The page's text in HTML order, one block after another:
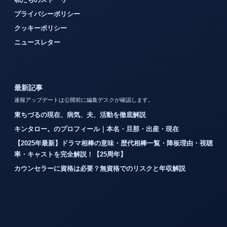
プライバシーポリシー
クッキーポリシー
ニュースレター
最新記事
速報アップデートは公開前に編集デスクが確認します。
東ちづるの現在、病気、夫、活動を徹底解説
キンタロー。のプロフィール｜本名・旦那・出産・現在
【2025年最新】ドラマ相棒の意味・歴代相棒一覧・降板理由・視聴
率・キャストを完全解説！【25周年】
カウンセラーに資格は必要？無資格でのリスクと年収解説